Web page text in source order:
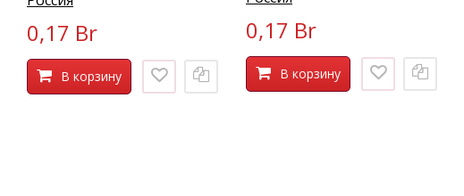
0,17 Br
В корзину
0,17 Br
В корзину